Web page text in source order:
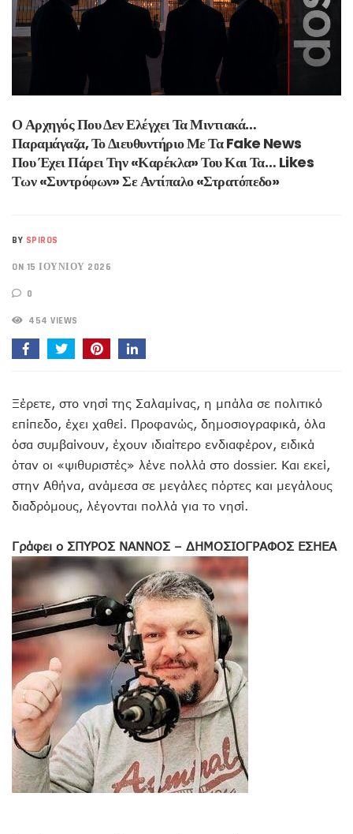
Ο Αρχηγός Που Δεν Ελέγχει Τα Μιντιακά…
Παραμάγαζα, Το Διευθυντήριο Με Τα Fake News
Που Έχει Πάρει Την «καρέκλα» Του Και Τα… Likes
Των «συντρόφων» Σε Αντίπαλο «στρατόπεδο»
BY SPIROS
ON 15 ΙΟΥΝΊΟΥ 2026
0
454 VIEWS
Ξέρετε, στο νησί της Σαλαμίνας, η μπάλα σε πολιτικό
επίπεδο, έχει χαθεί. Προφανώς, δημοσιογραφικά, όλα
όσα συμβαίνουν, έχουν ιδιαίτερο ενδιαφέρον, ειδικά
όταν οι «ψιθυριστές» λένε πολλά στο dossier. Και εκεί,
στην Αθήνα, ανάμεσα σε μεγάλες πόρτες και μεγάλους
διαδρόμους, λέγονται πολλά για το νησί.
Γράφει ο ΣΠΥΡΟΣ ΝΑΝΝΟΣ – ΔΗΜΟΣΙΟΓΡΑΦΟΣ ΕΣΗΕΑ